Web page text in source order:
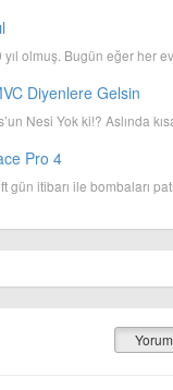
Diyenlere Gelsin
Pro 4
Yorum